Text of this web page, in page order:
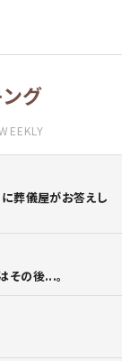
グ
に葬儀屋がお答えし
その後...。